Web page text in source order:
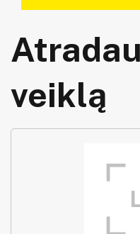
veiklą